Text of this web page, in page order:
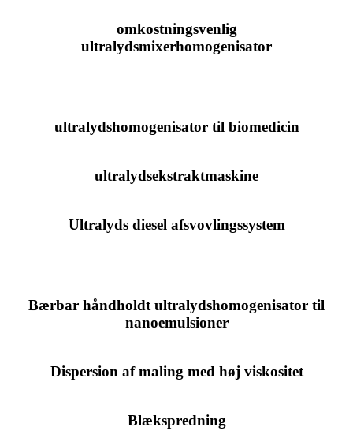
omkostningsvenlig
ultralydsmixerhomogenisator
ultralydshomogenisator til biomedicin
ultralydsekstraktmaskine
Ultralyds diesel afsvovlingssystem
Bærbar håndholdt ultralydshomogenisator til
nanoemulsioner
Dispersion af maling med høj viskositet
Blækspredning